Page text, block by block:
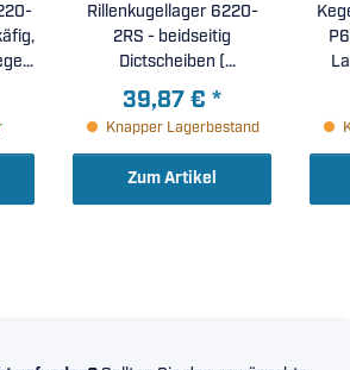
Rillenkugellager 6220-
2RS - beidseitig
Dictscheiben (
100x180x34mm )
39,87 € *
Knapper Lagerbestand
Zum Artikel